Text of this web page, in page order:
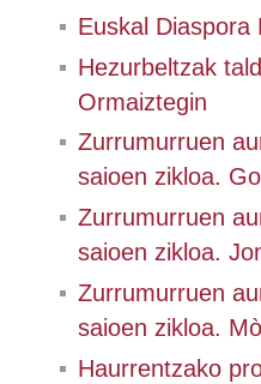
Euskal Diaspora
Hezurbeltzak
Ormaiztegin
Zurrumurruen
saioen zikloa.
Zurrumurruen
saioen zikloa.
Zurrumurruen
saioen zikloa.
Haurrentzako